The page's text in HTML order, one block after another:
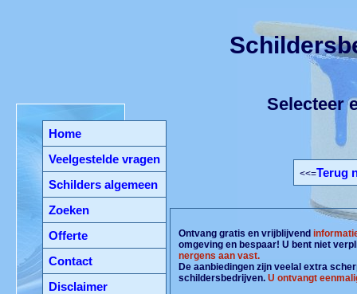
Home
Veelgestelde vragen
Schilders algemeen
Zoeken
Offerte
Contact
Disclaimer
Selecteer
<<=Terug
Ontvang gratis en vrijblijvend
omgeving en bespaar! U bent niet
nergens aan vast.
De aanbiedingen zijn veelal extra
schildersbedrijven.U ontvangt